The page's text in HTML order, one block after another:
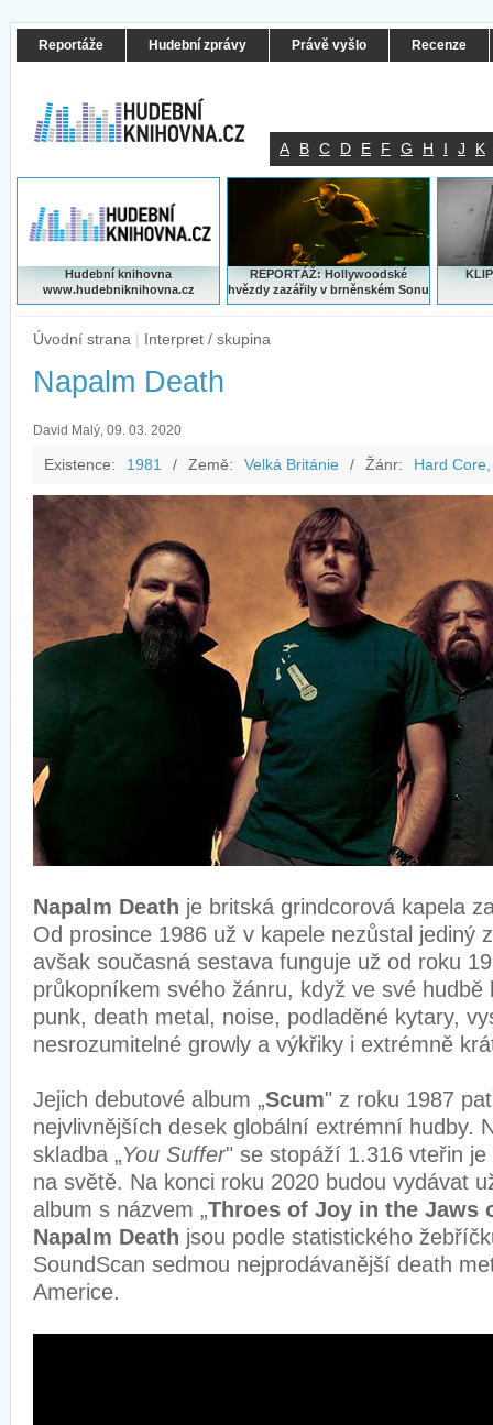
Reportáže Hudební zprávy Právě vyšlo Recenze
A B C D E F G H I J K
Hudební knihovna
www.hudebniknihovna.cz
REPORTÁŽ: Hollywoodské
hvězdy zazářily v brněnském Sonu
Úvodní strana | Interpret / skupina
Napalm Death
David Malý, 09. 03. 2020
Existence: 1981 / Země: Velká Británie / Žánr: Hard
Napalm Death je britská grindcorová kapela
Od prosince 1986 už v kapele nezůstal jediný
avšak současná sestava funguje už od roku
průkopníkem svého žánru, když ve své hudbě
punk, death metal, noise, podladěné kytary,
nesrozumitelné growly a výkřiky i extrémně
Jejich debutové album „Scum" z roku 1987
nejvlivnějších desek globální extrémní hudby.
skladba „You Suffer" se stopáží 1.316 vteřin
na světě. Na konci roku 2020 budou vydávat
album s názvem „Throes of Joy in the Jaws
Napalm Death jsou podle statistického
SoundScan sedmou nejprodávanější death
Americe.